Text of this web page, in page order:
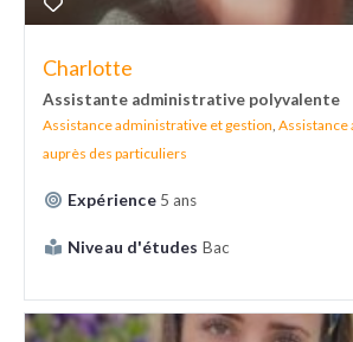
Charlotte
Assistante administrative polyvalente
Assistance administrative et gestion,
auprès des particuliers
Expérience 5 ans
Niveau d'études Bac